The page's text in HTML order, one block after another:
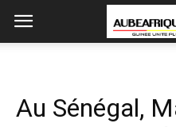
Au Sénégal,